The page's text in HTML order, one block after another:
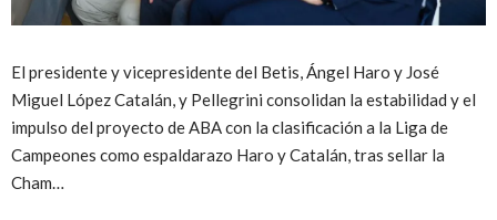
El presidente y vicepresidente del Betis, Ángel Haro y José
Miguel López Catalán, y Pellegrini consolidan la estabilidad y el
impulso del proyecto de ABA con la clasificación a la Liga de
Campeones como espaldarazo Haro y Catalán, tras sellar la
Cham…